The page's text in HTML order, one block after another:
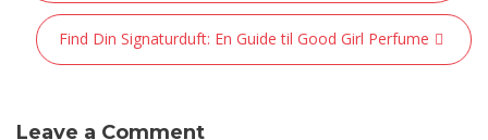
Find Din Signaturduft: En Guide til Good Girl Perfume
Leave a Comment